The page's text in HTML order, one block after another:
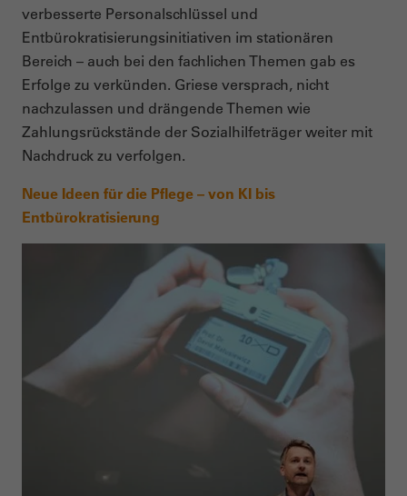
verbesserte Personalschlüssel und
Entbürokratisierungsinitiativen im stationären
Bereich – auch bei den fachlichen Themen gab es
Erfolge zu verkünden. Griese versprach, nicht
nachzulassen und drängende Themen wie
Zahlungsrückstände der Sozialhilfeträger weiter mit
Nachdruck zu verfolgen.
Neue Ideen für die Pflege – von KI bis
Entbürokratisierung